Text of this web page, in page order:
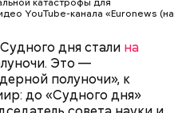
YouTube-канала «Euronews (на
дня стали на
Это —
полуночи», к
до «Судного дня»
минутная стрелка
историю их
полуночи. Но в 2018
за очень долгое
близкое к катастрофе
Вторая холодная